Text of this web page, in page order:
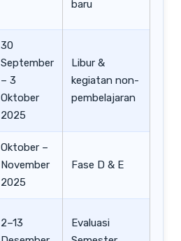
baru
30
September
– 3
Oktober
2025
Libur &
kegiatan non-
pembelajaran
Oktober –
November
2025
Fase D & E
2–13
Evaluasi